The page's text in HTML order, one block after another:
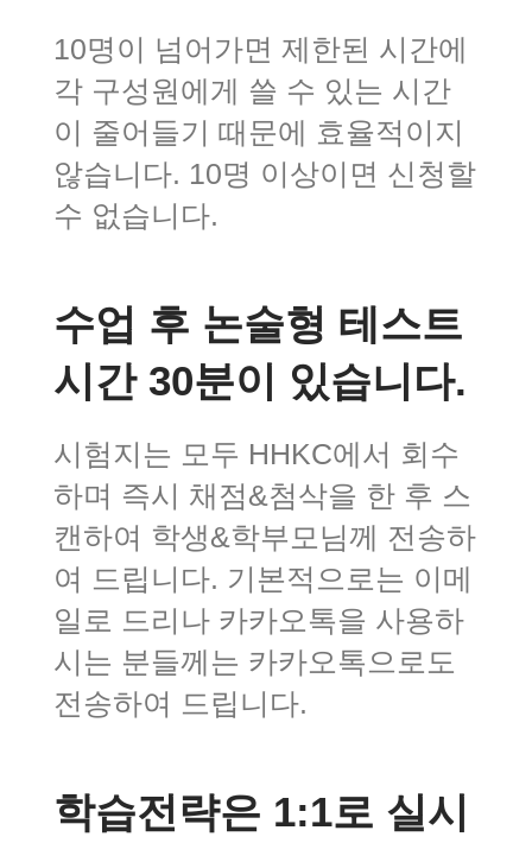
10명이 넘어가면 제한된 시간에
각 구성원에게 쓸 수 있는 시간
이 줄어들기 때문에 효율적이지
않습니다. 10명 이상이면 신청할
수 없습니다.
수업 후 논술형 테스트
시간 30분이 있습니다.
시험지는 모두 HHKC에서 회수
하며 즉시 채점&첨삭을 한 후 스
캔하여 학생&학부모님께 전송하
여 드립니다. 기본적으로는 이메
일로 드리나 카카오톡을 사용하
시는 분들께는 카카오톡으로도
전송하여 드립니다.
학습전략은 1:1로 실시